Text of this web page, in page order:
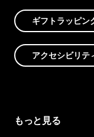
ギフトラッピン
アクセシビリテ
もっと見る